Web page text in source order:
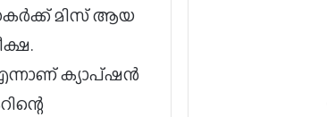
മിസ് ആയ
ക്യാപ്ഷൻ